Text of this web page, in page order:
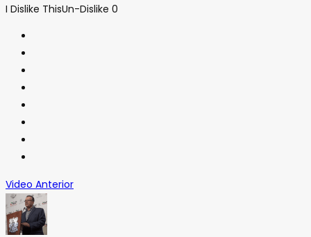
I Dislike ThisUn-Dislike 0
Video Anterior